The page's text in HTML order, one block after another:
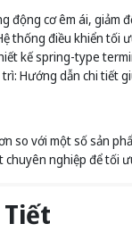
động cơ êm ái, giảm
thống điều khiển tối
kế spring-type
Hướng dẫn chi tiết
so với một số sản
chuyên nghiệp để tối